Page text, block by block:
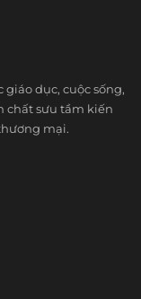
dục, cuộc sống,
chất sưu tầm kiến
mại.